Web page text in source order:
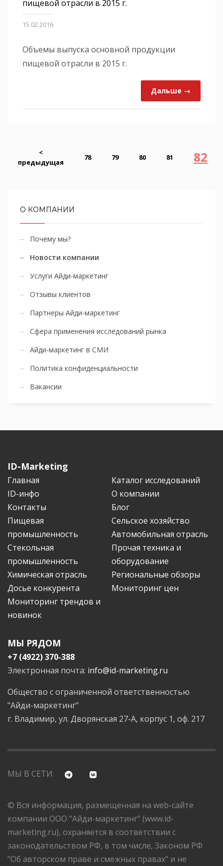
пищевой отрасли в 2015 г.
15.02.2016
Объемы выпуска основной продукции
пищевой отрасли в 2015 г.
Дальше →
<
предыдущая
78 79 80 81 82
О КОМПАНИИ
Почему мы?
Новости компании
Услуги Айди-маркетинг
Отзывы клиентов
Партнеры Айди-маркетинг
Сфера применения исследований рынка
Айди-маркетинг в СМИ
Политика конфиденциальности
Вакансии
ID-Marketing
Главная
Каталог исследований
ID-инфо
О компании
Контакты
Блог
Пищевая
промышленность
Сельское хозяйство
Автомобильная отрасль
Стекольная
промышленность
Прочая техника и
оборудование
Химическая отрасль
Региональные обзоры
Досье конкурента
Мониторинг цен
Мониторинг трендов и
новинок
МЫ РЯДОМ
+7 (4922) 370-388
Электронная почта: info@id-marketing.ru
Общество с ограниченной ответственностью
"Айди-маркетинг"
г. Владимир, ул. Дворянская 27-А, корпус 1, оф. 217
МЫ В СЕТИ
© Вся информация, размещенная на web-сайте
компании ООО "Айди-маркетинг" (www.id-
marketing.ru), охраняется в соответствии с
законодательством РФ, в том числе, Законом РФ
"Об авторском праве и смежных правах" и не